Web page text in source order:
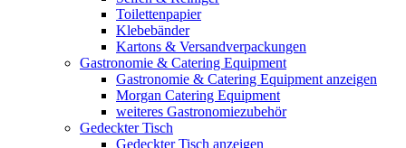
Toilettenpapier
Klebebänder
Kartons & Versandverpackungen
Gastronomie & Catering Equipment
Gastronomie & Catering Equipment anzeigen
Morgan Catering Equipment
weiteres Gastronomiezubehör
Gedeckter Tisch
Gedeckter Tisch anzeigen